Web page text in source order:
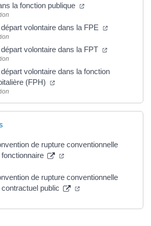
la fonction publique
volontaire dans la FPE
volontaire dans la FPT
volontaire dans la fonction
(FPH)
de rupture conventionnelle
de rupture conventionnelle
public